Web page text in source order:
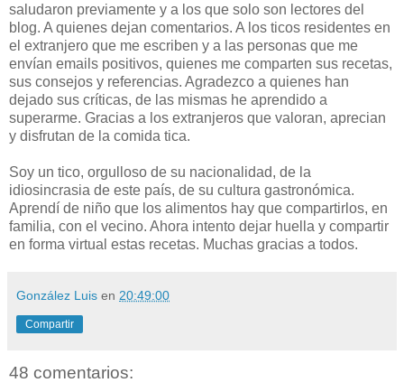
saludaron previamente y a los que solo son lectores del
blog. A quienes dejan comentarios. A los ticos residentes en
el extranjero que me escriben y a las personas que me
envían emails positivos, quienes me comparten sus recetas,
sus consejos y referencias. Agradezco a quienes han
dejado sus críticas, de las mismas he aprendido a
superarme. Gracias a los extranjeros que valoran, aprecian
y disfrutan de la comida tica.
Soy un tico, orgulloso de su nacionalidad, de la
idiosincrasia de este país, de su cultura gastronómica.
Aprendí de niño que los alimentos hay que compartirlos, en
familia, con el vecino. Ahora intento dejar huella y compartir
en forma virtual estas recetas. Muchas gracias a todos.
González Luis en 20:49:00
Compartir
48 comentarios: